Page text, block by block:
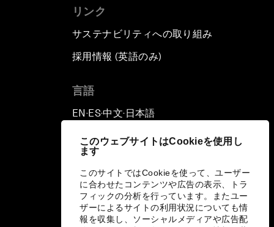
このウェブサイトはCookieを使用し
ます
このサイトではCookieを使って、ユーザー
に合わせたコンテンツや広告の表示、トラ
フィックの分析を行っています。またユー
ザーによるサイトの利用状況についても情
報を収集し、ソーシャルメディアや広告配
リンク
サステナビリティへの取り組み
採用情報 (英語のみ)
言語
EN ▪ ES▪中文▪ 日本語